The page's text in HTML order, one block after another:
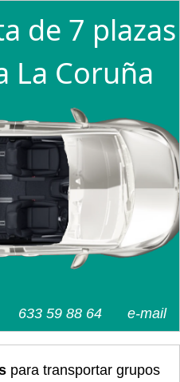
de 7 plazas
La Coruña
e-mail
633 59 88 64
para transportar grupos